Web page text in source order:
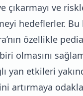
çıkarmayı ve
hedeflerler. Bu
özellikle
olmasını
yan etkileri
artırmaya